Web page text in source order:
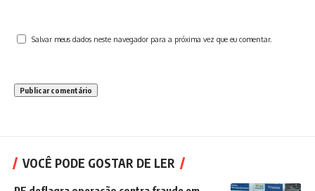
Salvar meus dados neste navegador para a próxima vez que eu comentar.
VOCÊ PODE GOSTAR DE LER